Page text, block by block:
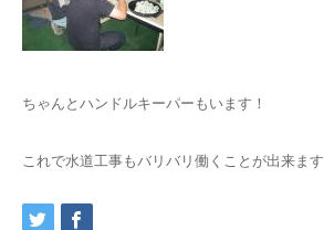
ちゃんとハンドルキーパーもいます！
これで水道工事もバリバリ働くことが出来ます